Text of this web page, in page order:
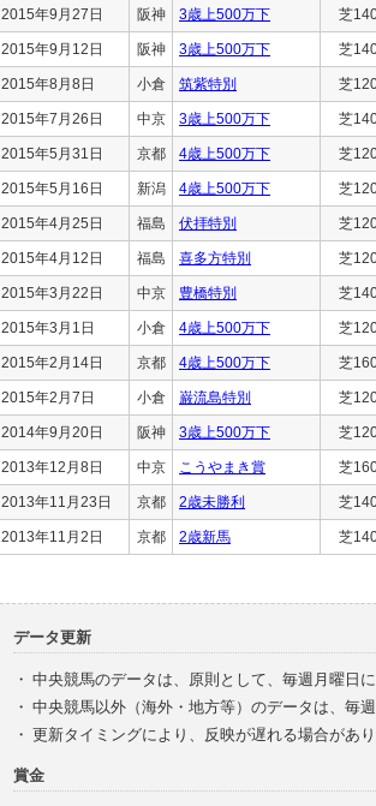
2015年9月27日 阪神 3歳上500万下 芝
2015年9月12日 阪神 3歳上500万下 芝
2015年8月8日 小倉 筑紫特別 芝
2015年7月26日 中京 3歳上500万下 芝
2015年5月31日 京都 4歳上500万下 芝
2015年5月16日 新潟 4歳上500万下 芝
2015年4月25日 福島 伏拝特別 芝
2015年4月12日 福島 喜多方特別 芝
2015年3月22日 中京 豊橋特別 芝
2015年3月1日 小倉 4歳上500万下 芝
2015年2月14日 京都 4歳上500万下 芝
2015年2月7日 小倉 巌流島特別 芝
2014年9月20日 阪神 3歳上500万下 芝
2013年12月8日 中京 こうやまき賞 芝
2013年11月23日 京都 2歳未勝利 芝
2013年11月2日 京都 2歳新馬 芝
データ更新
・ 中央競馬のデータは、原則として、毎週月曜日
・ 中央競馬以外（海外・地方等）のデータは、毎
・ 更新タイミングにより、反映が遅れる場合があ
賞金